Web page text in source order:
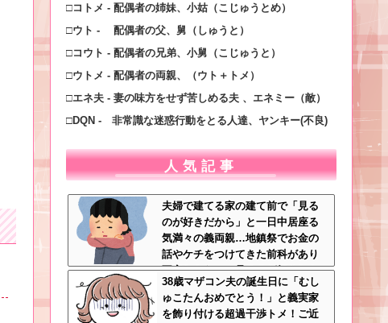
□コトメ - 配偶者の姉妹、小姑（こじゅうとめ）
□ウト - 配偶者の父、舅（しゅうと）
□コウト - 配偶者の兄弟、小舅（こじゅうと）
□ウトメ - 配偶者の両親、（ウト＋トメ）
□エネ夫 - 妻の味方をせず苦しめる夫 、エネミー（敵）
□DQN - 非常識な迷惑行動をとる人達、ヤンキー(不良)
人気記事
夫婦で建てる家の建て前で「見る
のが好きだから」と一日中居座る
気満々の義両親…地鎮祭でお金の
話やケチをつけてきた前科があり
不安しかない←見るのが好きとか
完全に野次馬の思考
38歳マザコン夫の誕生日に「むし
ゅこたんおめでとう！」と義実家
を飾り付ける超過干渉トメ！ご近